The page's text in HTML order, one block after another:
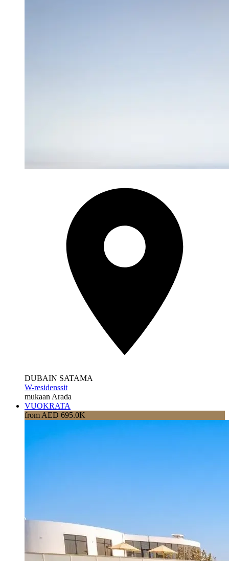
DUBAIN SATAMA
W-residenssit
mukaan Arada
VUOKRATA
from AED 695.0K